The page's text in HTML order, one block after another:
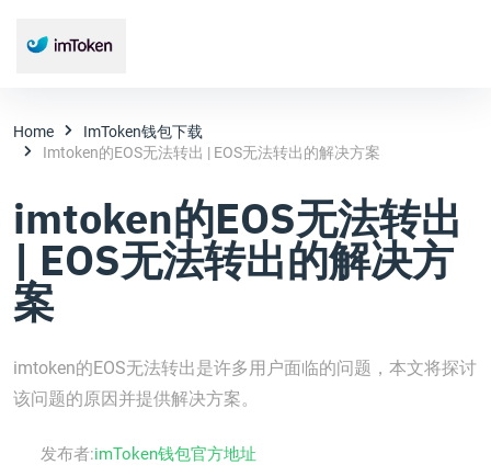
Home
ImToken钱包下载
Imtoken的EOS无法转出 | EOS无法转出的解决方案
imtoken的EOS无法转出
| EOS无法转出的解决方
案
imtoken的EOS无法转出是许多用户面临的问题，本文将探讨
该问题的原因并提供解决方案。
发布者:imToken钱包官方地址